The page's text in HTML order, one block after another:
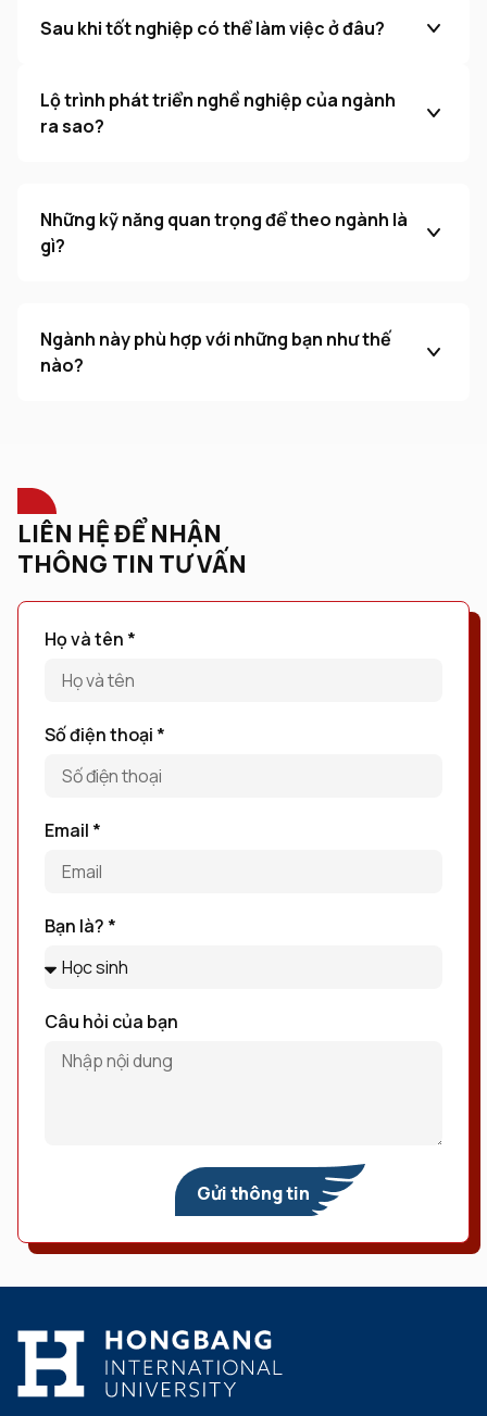
Sau khi tốt nghiệp có thể làm việc ở đâu?
Lộ trình phát triển nghề nghiệp của ngành
ra sao?
Những kỹ năng quan trọng để theo ngành là
gì?
Ngành này phù hợp với những bạn như thế
nào?
LIÊN HỆ ĐỂ NHẬN
THÔNG TIN TƯ VẤN
Họ và tên *
Số điện thoại *
Email *
Bạn là? *
Câu hỏi của bạn
Gửi thông tin